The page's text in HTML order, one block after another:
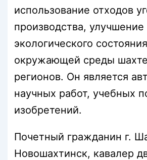
использование отходов
производства, улучшение
экологического состояния
окружающей среды
регионов. Он является
научных работ, учебных
изобретений.
Почетный гражданин г.
Новошахтинск, кавалер